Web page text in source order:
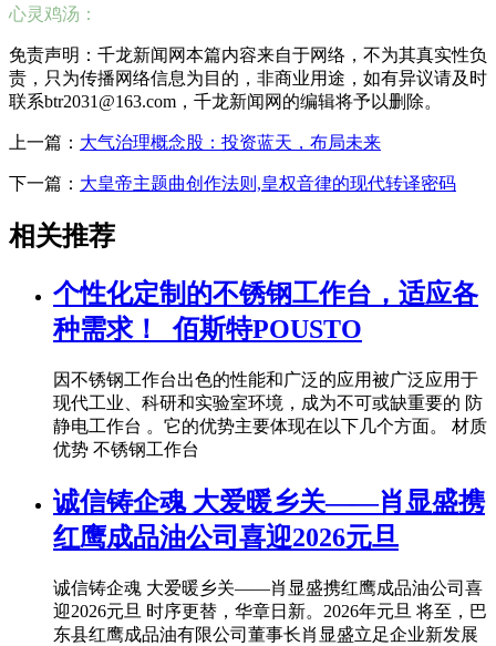
心灵鸡汤：
免责声明：千龙新闻网本篇内容来自于网络，不为其真实性负
责，只为传播网络信息为目的，非商业用途，如有异议请及时
联系btr2031@163.com，千龙新闻网的编辑将予以删除。
上一篇： 大气治理概念股：投资蓝天，布局未来
下一篇： 大皇帝主题曲创作法则,皇权音律的现代转译密码
相关推荐
个性化定制的不锈钢工作台，适应各
种需求！_佰斯特POUSTO
因不锈钢工作台出色的性能和广泛的应用被广泛应用于
现代工业、科研和实验室环境，成为不可或缺重要的 防
静电工作台 。它的优势主要体现在以下几个方面。 材质
优势 不锈钢工作台
诚信铸企魂 大爱暖乡关——肖显盛携
红鹰成品油公司喜迎2026元旦
诚信铸企魂 大爱暖乡关——肖显盛携红鹰成品油公司喜
迎2026元旦 时序更替，华章日新。2026年元旦 将至，巴
东县红鹰成品油有限公司董事长肖显盛立足企业新发展